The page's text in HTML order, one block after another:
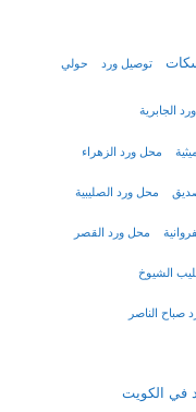
توصيل ورد حولي
الجابرية
محل ورد الزهراء
محل ورد الصليبية
محل ورد القصر
الشيوخ
صباح الناصر
في الكويت